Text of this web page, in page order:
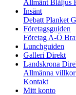
Allmänt Blåljus
Insänt
Debatt Planket
Företagsguiden
Företag A-Ö
Lunchguiden
Galleri Direkt
Landskrona
Allmänna villkor
Kontakt
Mitt konto